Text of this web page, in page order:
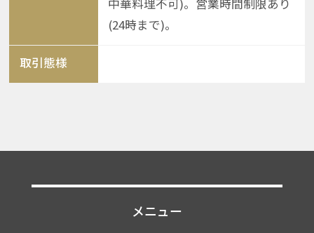
中華料理不可)。営業時間制限あり
(24時まで)。
取引態様
メニュー